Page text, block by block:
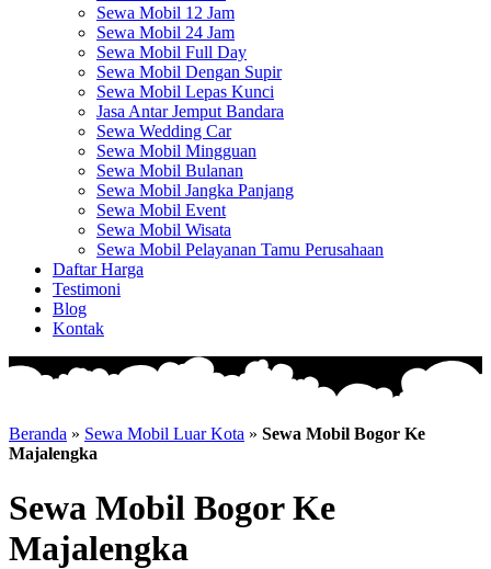
Sewa Mobil 12 Jam
Sewa Mobil 24 Jam
Sewa Mobil Full Day
Sewa Mobil Dengan Supir
Sewa Mobil Lepas Kunci
Jasa Antar Jemput Bandara
Sewa Wedding Car
Sewa Mobil Mingguan
Sewa Mobil Bulanan
Sewa Mobil Jangka Panjang
Sewa Mobil Event
Sewa Mobil Wisata
Sewa Mobil Pelayanan Tamu Perusahaan
Daftar Harga
Testimoni
Blog
Kontak
Beranda » Sewa Mobil Luar Kota » Sewa Mobil Bogor Ke
Majalengka
Sewa Mobil Bogor Ke
Majalengka